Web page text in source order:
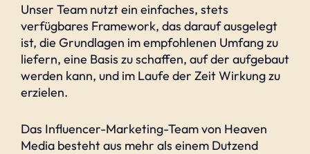
Unser Team nutzt ein einfaches, stets
verfügbares Framework, das darauf ausgelegt
ist, die Grundlagen im empfohlenen Umfang zu
liefern, eine Basis zu schaffen, auf der aufgebaut
werden kann, und im Laufe der Zeit Wirkung zu
erzielen.
Das Influencer-Marketing-Team von Heaven
Media besteht aus mehr als einem Dutzend